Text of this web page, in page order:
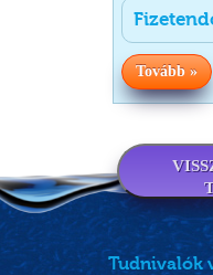
Tovább »
Tudnivalók